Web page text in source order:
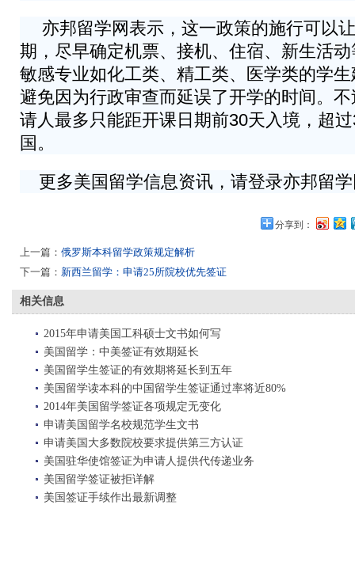
亦邦留学网表示，这一政策的施行可以
期，尽早确定机票、接机、住宿、新生活
敏感专业如化工类、精工类、医学类的学
避免因为行政审查而延误了开学的时间。
请人最多只能距开课日期前30天入境，超
国。
更多美国留学信息资讯，请登录亦邦留
分享到：
上一篇： 俄罗斯本科留学政策规定解析
下一篇： 新西兰留学：申请25所院校优先签证
相关信息
2015年申请美国工科硕士文书如何写
美国留学：中美签证有效期延长
美国留学生签证的有效期将延长到五年
美国留学读本科的中国留学生签证通过率将近80%
2014年美国留学签证各项规定无变化
申请美国留学名校规范学生文书
申请美国大多数院校要求提供第三方认证
美国驻华使馆签证为申请人提供代传递业务
美国留学签证被拒详解
美国签证手续作出最新调整